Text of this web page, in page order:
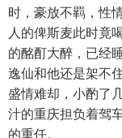
时，豪放不羁，性
人的俾斯麦此时竟
的酩酊大醉，已经
逸仙和他还是架不
盛情难却，小酌了
汁的重庆担负着驾
的重任。